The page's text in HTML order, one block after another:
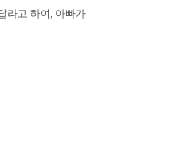
라고 하여, 아빠가